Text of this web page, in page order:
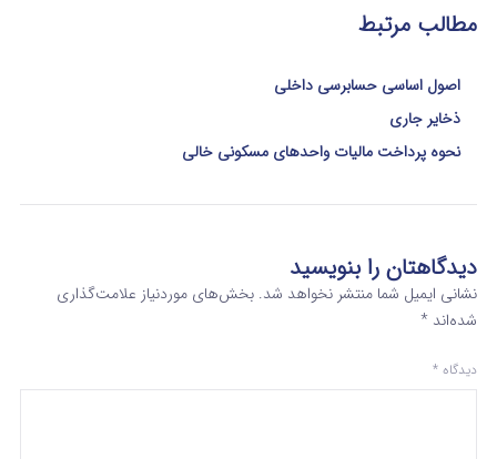
مطالب مرتبط
اصول اساسی حسابرسی داخلی
ذخایر جاری
نحوه پرداخت مالیات واحدهای مسکونی خالی
دیدگاهتان را بنویسید
نشانی ایمیل شما منتشر نخواهد شد. بخش‌های موردنیاز علامت‌گذاری
شده‌اند *
دیدگاه *